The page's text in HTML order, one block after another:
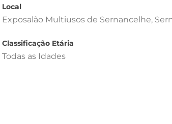
Local
Exposalão Multiusos de Sernancelhe,
Classificação Etária
Todas as Idades